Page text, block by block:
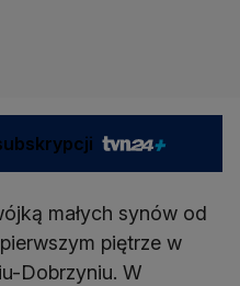
małych synów od
piętrze w
Dobrzyniu. W